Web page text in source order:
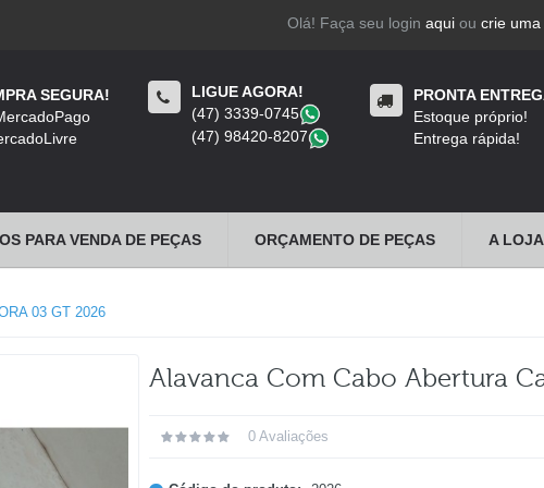
Olá! Faça seu login aquiou crie uma
SEGURA!
LIGUE AGORA!
(47) 3339-0745
(47) 98420-8207
PRONTA
Estoque próprio!
Entrega rápida!
PARA VENDA DE PEÇAS ORÇAMENTO DE PEÇAS A LOJA
03 GT 2026
Alavanca Com Cabo Abertura
0 Avaliações